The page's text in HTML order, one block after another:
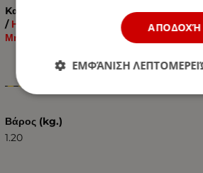
Kατάλληλο για όλα τα Αυτοκίνητα:
/ Ημιφορτηγά / Φορτηγά / Λεωφορεία/
Μηχανήματα
Αλιευτικά
Βάρος (kg.)
1.20
ΕΜΦΆΝΙΣΗ